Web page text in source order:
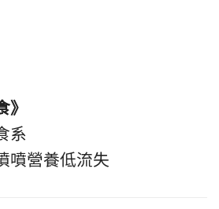
》
系
噴營養低流失